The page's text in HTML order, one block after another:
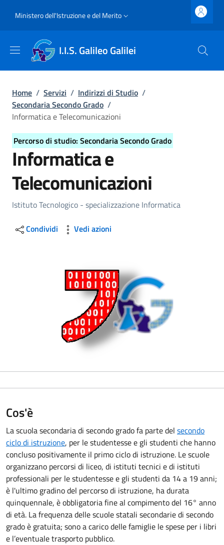
Slim top
Ministero dell'Istruzione e del Merito
I.I.S. Galileo Galilei
Briciole di pane
Home / Servizi / Indirizzi di Studio /
Secondaria Secondo Grado /
Informatica e Telecomunicazioni
Percorso di studio: Secondaria Secondo Grado
Informatica e
Telecomunicazioni
Dettagli Indirizzo di Studio
Istituto Tecnologico - specializzazione Informatica
Condividi
Vedi azioni
Cos'è
La scuola secondaria di secondo grado fa parte del secondo
ciclo di istruzione, per le studentesse e gli studenti che hanno
concluso positivamente il primo ciclo di istruzione. Le scuole
organizzano percorsi di liceo, di istituti tecnici e di istituti
professionali per le studentesse e gli studenti da 14 a 19 anni;
è l'ultimo gradino del percorso di istruzione, ha durata
quinquennale, è obbligatoria fine al compimento del 16° anno
di età. La frequenza delle scuole statali secondarie di secondo
grado è gratuita; sono a carico delle famiglie le spese per i libri
e l’eventuale trasporto pubblico.